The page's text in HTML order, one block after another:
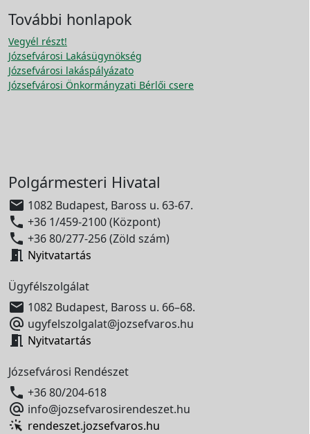
További honlapok
Vegyél részt!
Józsefvárosi Lakásügynökség
Józsefvárosi lakáspályázato
Józsefvárosi Önkormányzati Bérlői csere
Polgármesteri Hivatal
 1082 Budapest, Baross u. 63-67.
 +36 1/459-2100 (Központ)
 +36 80/277-256 (Zöld szám)
 Nyitvatartás
Ügyfélszolgálat
 1082 Budapest, Baross u. 66–68.
 ugyfelszolgalat@jozsefvaros.hu
 Nyitvatartás
Józsefvárosi Rendészet
 +36 80/204-618
 info@jozsefvarosirendeszet.hu
rendeszet.jozsefvaros.hu